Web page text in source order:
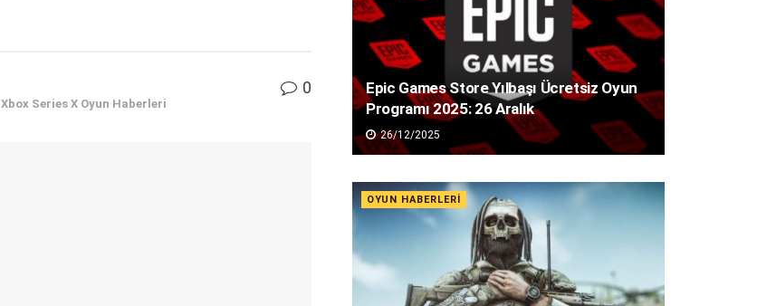
Xbox Series X Oyun Haberleri
0
Epic Games Store Yılbaşı Ücretsiz Oyun
Programı 2025: 26 Aralık
26/12/2025
OYUN HABERLERI